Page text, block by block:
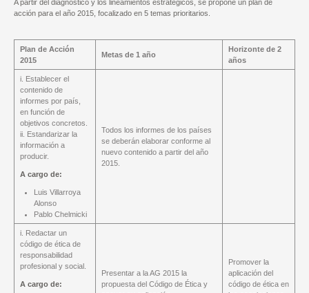
A partir del diagnóstico y los lineamientos estratégicos, se propone un plan de
acción para el año 2015, focalizado en 5 temas prioritarios.
Plan de Acción
2015
Metas de 1 año
Horizonte de 2
años
i. Establecer el
contenido de
informes por país,
en función de
objetivos concretos.
ii. Estandarizar la
información a
producir.
A cargo de:
Luis Villarroya
Alonso
Pablo Chelmicki
Todos los informes de los países
se deberán elaborar conforme al
nuevo contenido a partir del año
2015.
i. Redactar un
código de ética de
responsabilidad
profesional y social.
A cargo de:
Presentar a la AG 2015 la
propuesta del Código de Ética y
Promover la
aplicación del
código de ética en